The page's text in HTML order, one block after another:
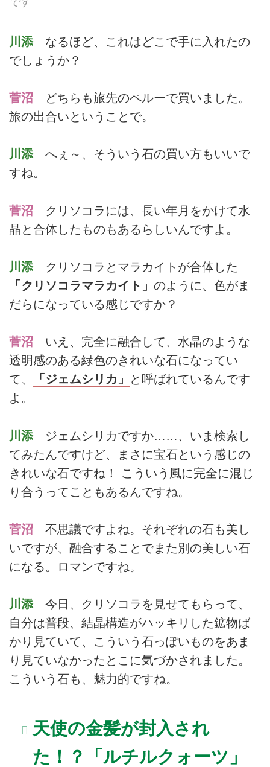
川添 なるほど、これはどこで手に入れたの
でしょうか？
菅沼 どちらも旅先のペルーで買いました。
旅の出合いということで。
川添 へぇ～、そういう石の買い方もいいで
すね。
菅沼 クリソコラには、長い年月をかけて水
晶と合体したものもあるらしいんですよ。
川添 クリソコラとマラカイトが合体した
「クリソコラマラカイト」 のように、色がま
だらになっている感じですか？
菅沼 いえ、完全に融合して、水晶のような
透明感のある緑色のきれいな石になってい
て、
「ジェムシリカ」
と呼ばれているんです
よ。
川添 ジェムシリカですか……、いま検索し
てみたんですけど、まさに宝石という感じの
きれいな石ですね！ こういう風に完全に混じ
り合うってこともあるんですね。
菅沼 不思議ですよね。それぞれの石も美し
いですが、融合することでまた別の美しい石
になる。ロマンですね。
川添 今日、クリソコラを見せてもらって、
自分は普段、結晶構造がハッキリした鉱物ば
かり見ていて、こういう石っぽいものをあま
り見ていなかったとこに気づかされました。
こういう石も、魅力的ですね。
天使の金髪が封入され
た！？「ルチルクォーツ」